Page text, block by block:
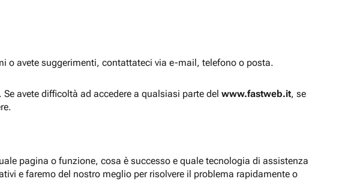
o avete suggerimenti, contattateci via e-mail, telefono o posta.
avete difficoltà ad accedere a qualsiasi parte del www.fastweb.it, se
pagina o funzione, cosa è successo e quale tecnologia di assistenza
e faremo del nostro meglio per risolvere il problema rapidamente o